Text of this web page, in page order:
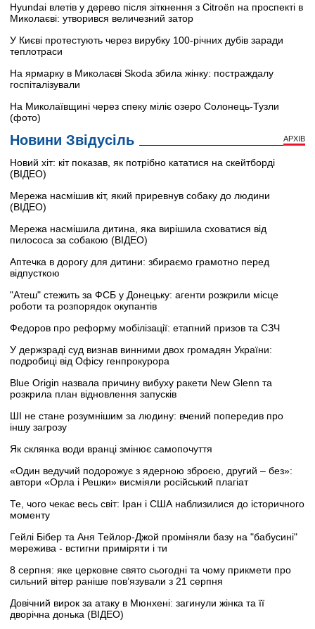
Hyundai влетів у дерево після зіткнення з Citroën на проспекті в
Миколаєві: утворився величезний затор
У Києві протестують через вирубку 100-річних дубів заради
теплотраси
На ярмарку в Миколаєві Skoda збила жінку: постраждалу
госпіталізували
На Миколаївщині через спеку міліє озеро Солонець-Тузли
(фото)
Новини Звідусіль АРХІВ
Новий хіт: кіт показав, як потрібно кататися на скейтборді
(ВІДЕО)
Мережа насмішив кіт, який приревнув собаку до людини
(ВІДЕО)
Мережа насмішила дитина, яка вирішила сховатися від
пилососа за собакою (ВІДЕО)
Аптечка в дорогу для дитини: збираємо грамотно перед
відпусткою
"Атеш" стежить за ФСБ у Донецьку: агенти розкрили місце
роботи та розпорядок окупантів
Федоров про реформу мобілізації: етапний призов та СЗЧ
У держзраді суд визнав винними двох громадян України:
подробиці від Офісу генпрокурора
Blue Origin назвала причину вибуху ракети New Glenn та
розкрила план відновлення запусків
ШІ не стане розумнішим за людину: вчений попередив про
іншу загрозу
Як склянка води вранці змінює самопочуття
«Один ведучий подорожує з ядерною зброєю, другий – без»:
автори «Орла і Решки» висміяли російський плагіат
Те, чого чекає весь світ: Іран і США наблизилися до історичного
моменту
Гейлі Бібер та Аня Тейлор-Джой проміняли базу на "бабусині"
мережива - встигни приміряти і ти
8 серпня: яке церковне свято сьогодні та чому прикмети про
сильний вітер раніше пов’язували з 21 серпня
Довічний вирок за атаку в Мюнхені: загинули жінка та її
дворічна донька (ВІДЕО)